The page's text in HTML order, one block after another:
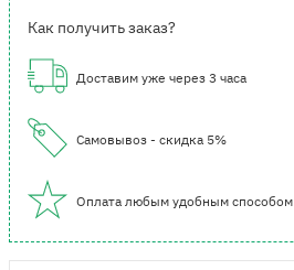
Как получить заказ?
Доставим уже через 3 часа
Самовывоз - скидка 5%
Оплата любым удобным способом